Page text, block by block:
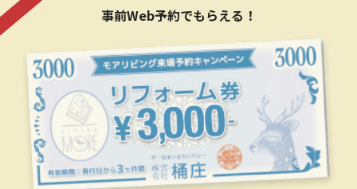
事前Web予約でもらえる！